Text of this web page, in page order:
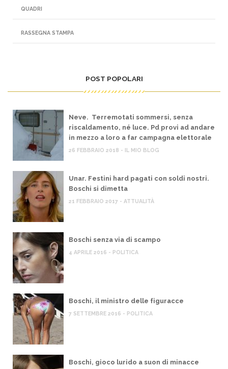
QUADRI
RASSEGNA STAMPA
POST POPOLARI
Neve. Terremotati sommersi, senza
riscaldamento, né luce. Pd provi ad andare
in mezzo a loro a far campagna elettorale
26 FEBBRAIO 2018 - IL MIO BLOG
Unar. Festini hard pagati con soldi nostri.
Boschi si dimetta
21 FEBBRAIO 2017 - ATTUALITÀ
Boschi senza via di scampo
4 APRILE 2016 - POLITICA
Boschi, il ministro delle figuracce
7 SETTEMBRE 2016 - POLITICA
Boschi, gioco lurido a suon di minacce